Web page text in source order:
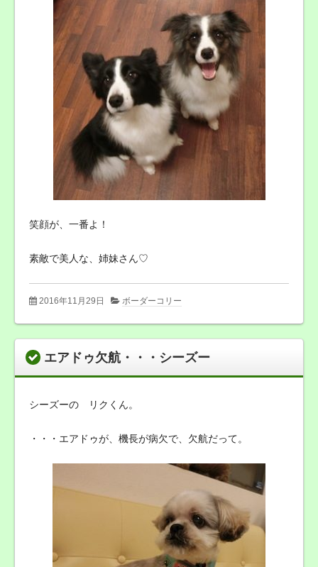
笑顔が、一番よ！
素敵で美人な、姉妹さん♡
2016年11月29日 ボーダーコリー
エアドゥ欠航・・・シーズー
シーズーの リクくん。
・・・エアドゥが、機長が病欠で、欠航だって。